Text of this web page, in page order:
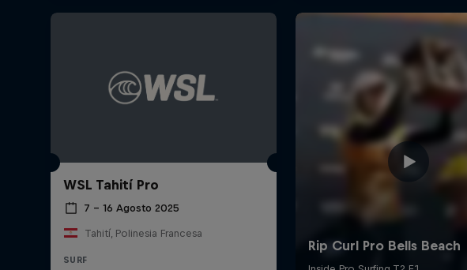
WSL Tahití Pro
7 – 16 Agosto 2025
Tahití, Polinesia Francesa
SURF